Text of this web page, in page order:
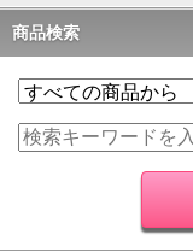
商品検索